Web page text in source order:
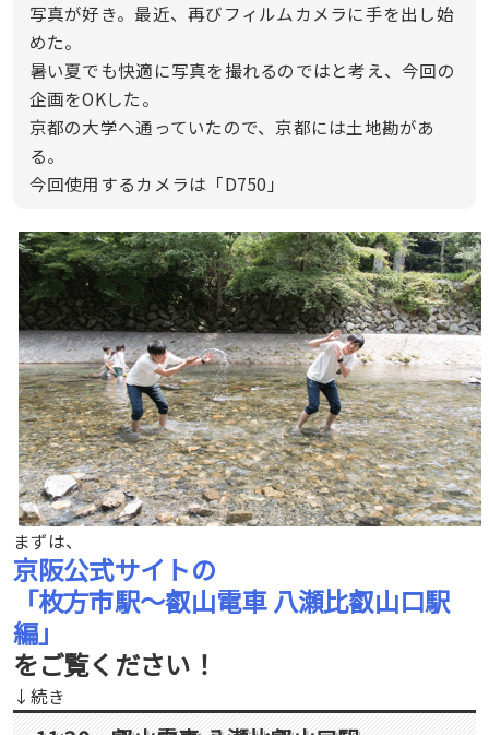
写真が好き。最近、再びフィルムカメラに手を出し始
めた。
暑い夏でも快適に写真を撮れるのではと考え、今回の
企画をOKした。
京都の大学へ通っていたので、京都には土地勘があ
る。
今回使用するカメラは「D750」
まずは、
京阪公式サイトの
「枚方市駅〜叡山電車 八瀬比叡山口駅
編」
をご覧ください！
↓続き